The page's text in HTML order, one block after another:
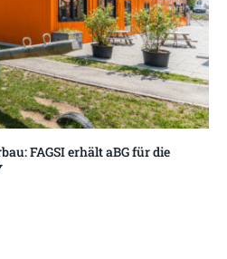
FAGSI erhält aBG für die